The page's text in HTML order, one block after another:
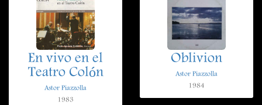
En vivo en el
Teatro Colón
Astor Piazzolla
1983
Oblivion
Astor Piazzolla
1984